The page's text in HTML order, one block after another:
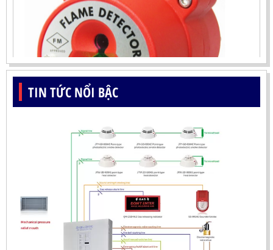
ĐẦU BÁO LỬA UV-IR CHỐNG NỔ-UX150 KOREA
LIÊN HỆ
Mã sản phẩm: UX150
TIN TỨC NỔI BẬC